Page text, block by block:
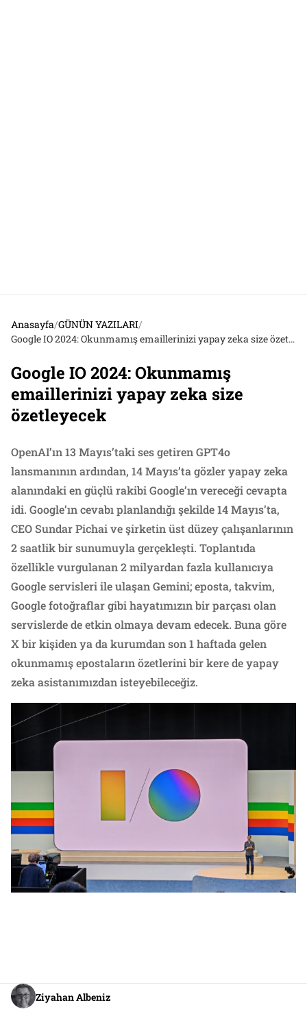
Anasayfa/GÜNÜN YAZILARI/
Google IO 2024: Okunmamış emaillerinizi yapay zeka size özetleyecek
Google IO 2024: Okunmamış
emaillerinizi yapay zeka size
özetleyecek
OpenAI’ın 13 Mayıs’taki ses getiren GPT4o
lansmanının ardından, 14 Mayıs’ta gözler yapay zeka
alanındaki en güçlü rakibi Google’ın vereceği cevapta
idi. Google’ın cevabı planlandığı şekilde 14 Mayıs’ta,
CEO Sundar Pichai ve şirketin üst düzey çalışanlarının
2 saatlik bir sunumuyla gerçekleşti. Toplantıda
özellikle vurgulanan 2 milyardan fazla kullanıcıya
Google servisleri ile ulaşan Gemini; eposta, takvim,
Google fotoğraflar gibi hayatımızın bir parçası olan
servislerde de etkin olmaya devam edecek. Buna göre
X bir kişiden ya da kurumdan son 1 haftada gelen
okunmamış epostaların özetlerini bir kere de yapay
zeka asistanımızdan isteyebileceğiz.
Ziyahan Albeniz